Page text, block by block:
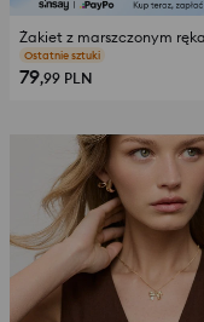
opinie (74)
79,99 PLN